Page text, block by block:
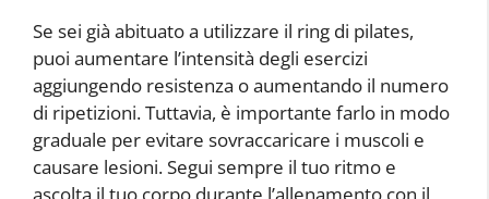
Se sei già abituato a utilizzare il ring di pilates,
puoi aumentare l’intensità degli esercizi
aggiungendo resistenza o aumentando il numero
di ripetizioni. Tuttavia, è importante farlo in modo
graduale per evitare sovraccaricare i muscoli e
causare lesioni. Segui sempre il tuo ritmo e
ascolta il tuo corpo durante l’allenamento con il